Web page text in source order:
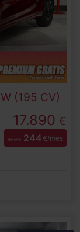
(195 CV)
17.890 €
desde 244€/mes